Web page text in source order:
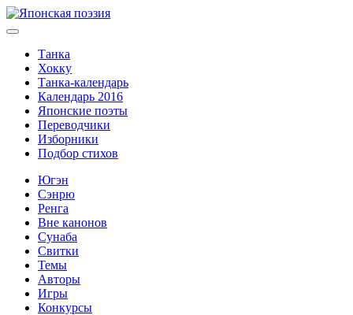
Танка
Хокку
Танка-календарь
Календарь 2016
Японские поэты
Переводчики
Изборники
Подбор стихов
Югэн
Сэнрю
Ренга
Вне канонов
Сунаба
Свитки
Темы
Авторы
Игры
Конкурсы